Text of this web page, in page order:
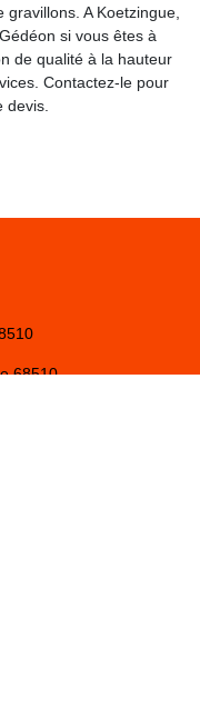
A Koetzingue,
si vous êtes à
de qualité à la hauteur
Contactez-le pour
devis.
68510